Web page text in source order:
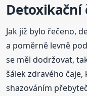
Detoxikační
Jak již bylo řečeno,
a poměrně levně
se měl dodržovat,
šálek zdravého čaje,
shazováním